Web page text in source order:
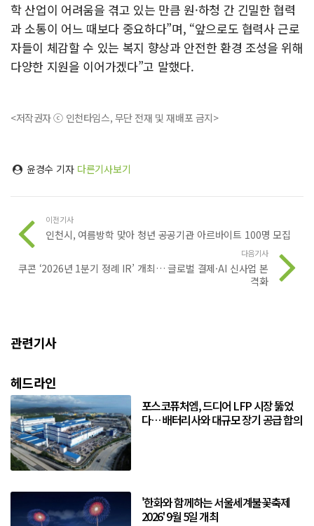
학 산업이 어려움을 겪고 있는 만큼 원·하청 간 긴밀한 협력
과 소통이 어느 때보다 중요하다”며, “앞으로도 협력사 근로
자들이 체감할 수 있는 복지 향상과 안전한 환경 조성을 위해
다양한 지원을 이어가겠다”고 말했다.
<저작권자 ⓒ 인천타임스, 무단 전재 및 재배포 금지>
윤경수 기자 다른기사보기
이전기사
인천시, 여름방학 맞아 청년 공공기관 아르바이트 100명 모집
다음기사
쿠콘 ‘2026년 1분기 정례 IR’ 개최… 글로벌 결제·AI 신사업 본
격화
관련기사
헤드라인
포스코퓨처엠, 드디어 LFP 시장 뚫었
다… 배터리사와 대규모 장기 공급 합의
'한화와 함께하는 서울세계불꽃축제
2026' 9월 5일 개최